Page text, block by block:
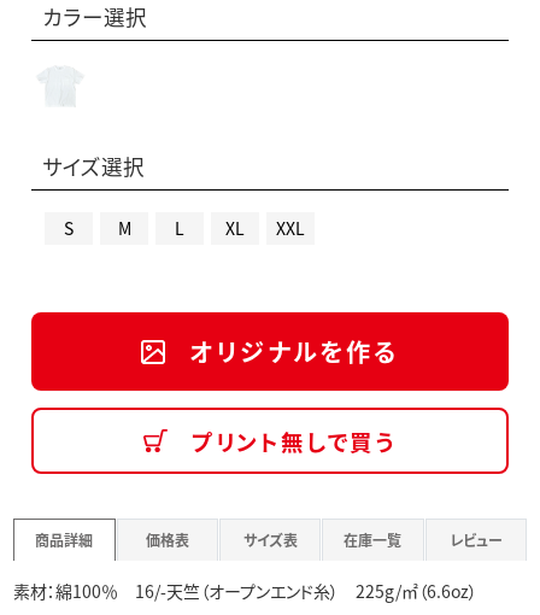
カラー選択
サイズ選択
S M L XL XXL
オリジナルを作る
プリント無しで買う
商品詳細 価格表 サイズ表 在庫一覧 レビュー
素材：綿100％ 16/-天竺（オープンエンド糸） 225g/㎡（6.6oz）